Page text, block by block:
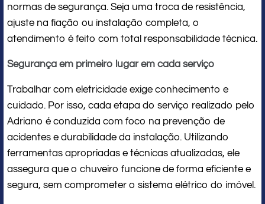
normas de segurança. Seja uma troca de resistência,
ajuste na fiação ou instalação completa, o
atendimento é feito com total responsabilidade técnica.
Segurança em primeiro lugar em cada serviço
Trabalhar com eletricidade exige conhecimento e
cuidado. Por isso, cada etapa do serviço realizado pelo
Adriano é conduzida com foco na prevenção de
acidentes e durabilidade da instalação. Utilizando
ferramentas apropriadas e técnicas atualizadas, ele
assegura que o chuveiro funcione de forma eficiente e
segura, sem comprometer o sistema elétrico do imóvel.